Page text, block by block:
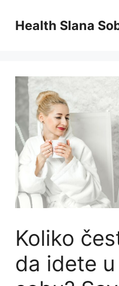
contentHealth Slana
Koliko
da idete